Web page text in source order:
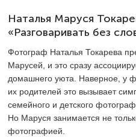
Наталья Маруся
«Разговаривать без
Фотограф Наталья Токарева
Марусей, и это сразу
домашнего уюта. Наверное, у
их родителей это вызывает
семейного и детского
Но Маруся занимается не
фотографией.